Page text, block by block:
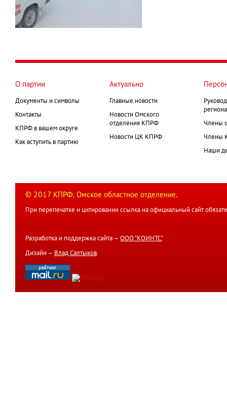
О партии
Документы и символы
Контакты
КПРФ в вашем округе
Как вступить в партию
Актуально
Главные новости
Новости Омского
отделения КПРФ
Новости ЦК КПРФ
Члены
Члены
Наши
© 2017 КПРФ. Омское областное отделение.
При перепечатке и цитировании ссылка на официальный сайт
Разработка и поддержка сайта — ООО "КОИНТС".
Дизайн — Влад Салтыков.